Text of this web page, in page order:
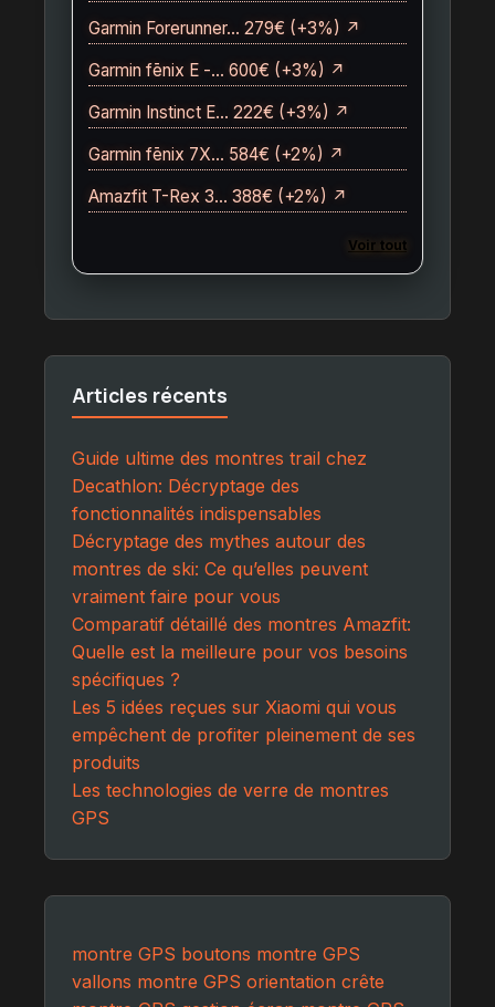
Garmin Forerunner… 279€ (+3%) ↗
Garmin fēnix E -… 600€ (+3%) ↗
Garmin Instinct E… 222€ (+3%) ↗
Garmin fēnix 7X… 584€ (+2%) ↗
Amazfit T-Rex 3… 388€ (+2%) ↗
Voir tout
Articles récents
Guide ultime des montres trail chez
Decathlon: Décryptage des
fonctionnalités indispensables
Décryptage des mythes autour des
montres de ski: Ce qu’elles peuvent
vraiment faire pour vous
Comparatif détaillé des montres Amazfit:
Quelle est la meilleure pour vos besoins
spécifiques ?
Les 5 idées reçues sur Xiaomi qui vous
empêchent de profiter pleinement de ses
produits
Les technologies de verre de montres
GPS
montre GPS boutons montre GPS
vallons montre GPS orientation crête